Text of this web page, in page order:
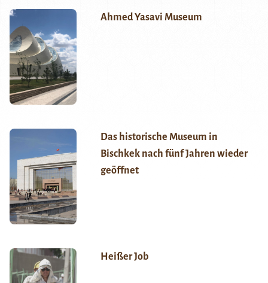
Ahmed Yasavi Museum
Das historische Museum in
Bischkek nach fünf Jahren wieder
geöffnet
Heißer Job